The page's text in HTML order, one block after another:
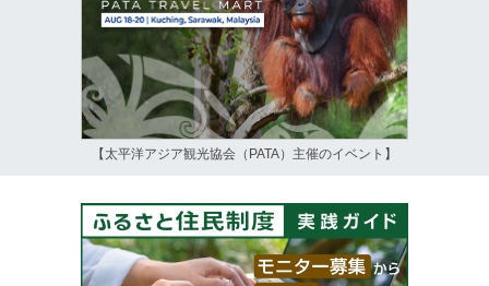
【太平洋アジア観光協会（PATA）主催のイベント】